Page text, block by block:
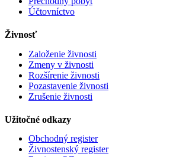
Účtovníctvo
Živnosť
Založenie živnosti
Zmeny v živnosti
Rozšírenie živnosti
Pozastavenie živnosti
Zrušenie živnosti
Užitočné odkazy
Obchodný register
Živnostenský register